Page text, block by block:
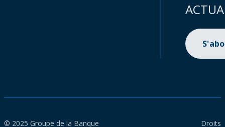
© 2025 Groupe de la Banque
Droits